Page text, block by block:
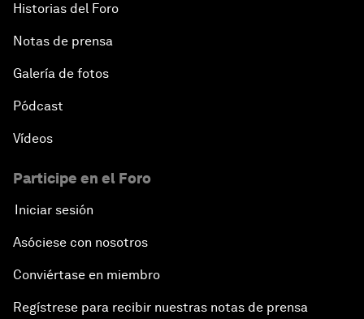
Historias del Foro
Notas de prensa
Galería de fotos
Pódcast
Vídeos
Participe en el Foro
Iniciar sesión
Asóciese con nosotros
Conviértase en miembro
Regístrese para recibir nuestras notas de prensa